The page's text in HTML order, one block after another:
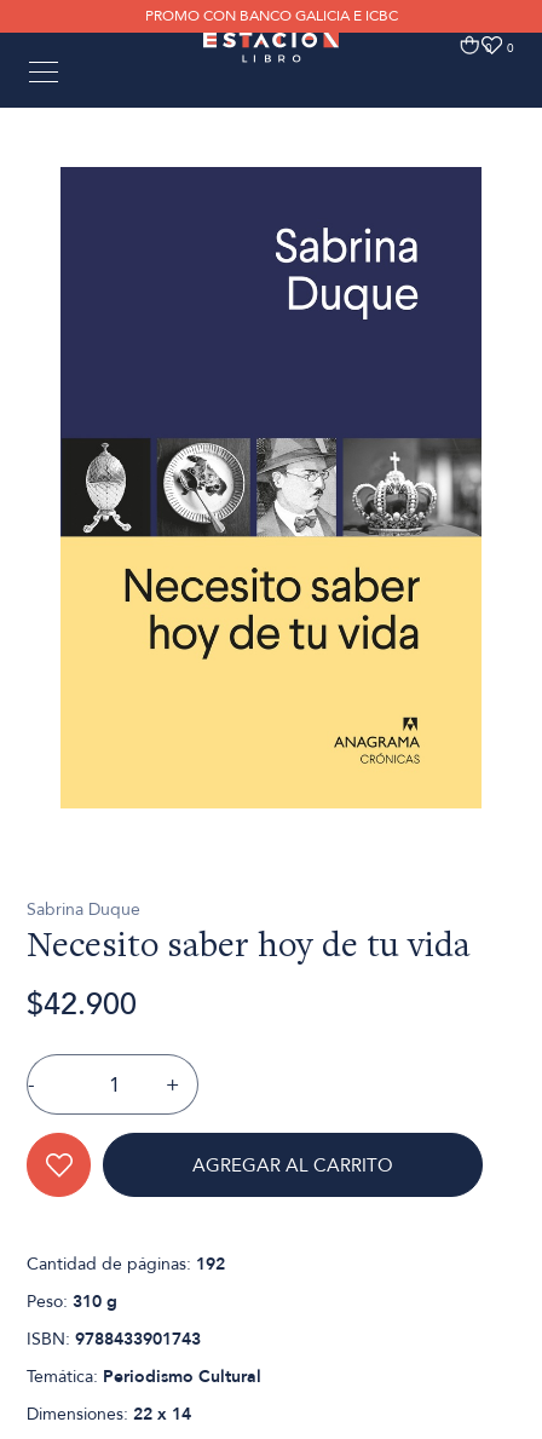
PROMO CON BANCO GALICIA E ICBC
0 0
Sabrina Duque
Necesito saber hoy de tu vida
$42.900
- +
AGREGAR AL CARRITO
Cantidad de páginas: 192
Peso:310 g
ISBN:9788433901743
Temática: Periodismo Cultural
Dimensiones:22 x 14